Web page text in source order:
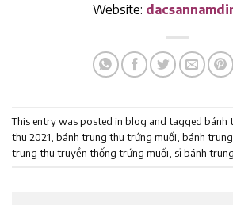
Website:
This entry was posted in blog and tagged bánh
thu 2021 bánh trung thu trứng muối bánh
trung thu truyền thống trứng muối sỉ bánh